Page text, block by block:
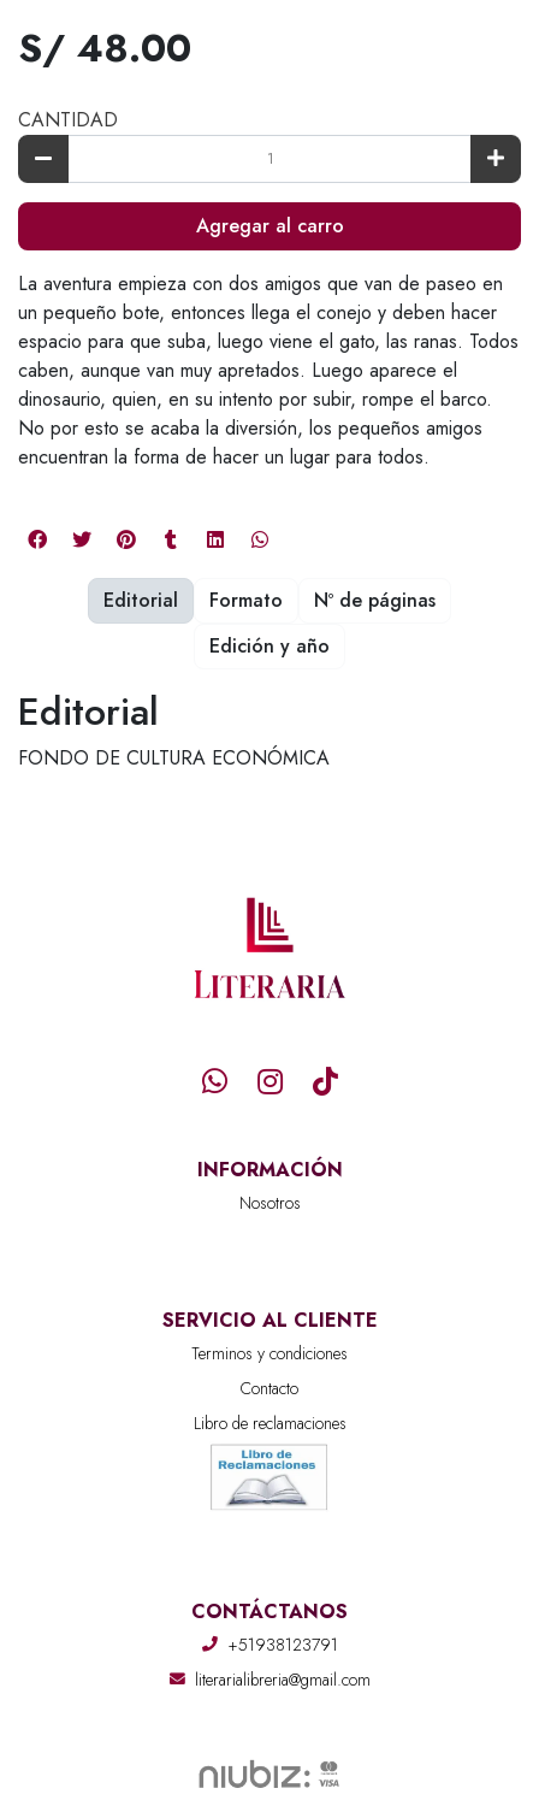
S/ 48.00
CANTIDAD
Agregar al carro
La aventura empieza con dos amigos que van de paseo en
un pequeño bote, entonces llega el conejo y deben hacer
espacio para que suba, luego viene el gato, las ranas. Todos
caben, aunque van muy apretados. Luego aparece el
dinosaurio, quien, en su intento por subir, rompe el barco.
No por esto se acaba la diversión, los pequeños amigos
encuentran la forma de hacer un lugar para todos.
Editorial
FONDO DE CULTURA ECONÓMICA
Editorial Formato
Nº de páginas
Edición y año
INFORMACIÓN
Nosotros
SERVICIO AL CLIENTE
Terminos y condiciones
Contacto
Libro de reclamaciones
CONTÁCTANOS
+51938123791
literarialibreria@gmail.com